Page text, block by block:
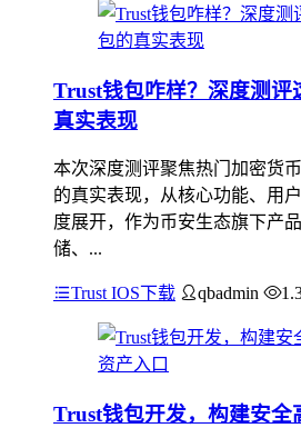
Trust钱包咋样？深度测评
真实表现
本次深度测评聚焦热门加密货
的真实表现，从核心功能、用
度展开，作为币安生态旗下产
储、...
Trust IOS下载 qbadmin
Trust钱包开发，构建安全